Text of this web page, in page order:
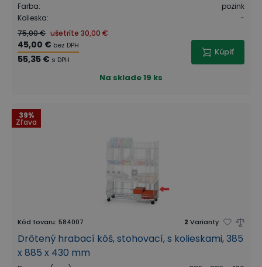
Farba:
pozink
Kolieska:
-
75,00 € ušetríte 30,00 €
45,00 € bez DPH
55,35 € s DPH
Kúpiť
Na sklade19 ks
39%
Zľava
Kód tovaru: 584007 2 Varianty
Drôtený hrabací kôš, stohovací, s kolieskami, 385
x 885 x 430 mm